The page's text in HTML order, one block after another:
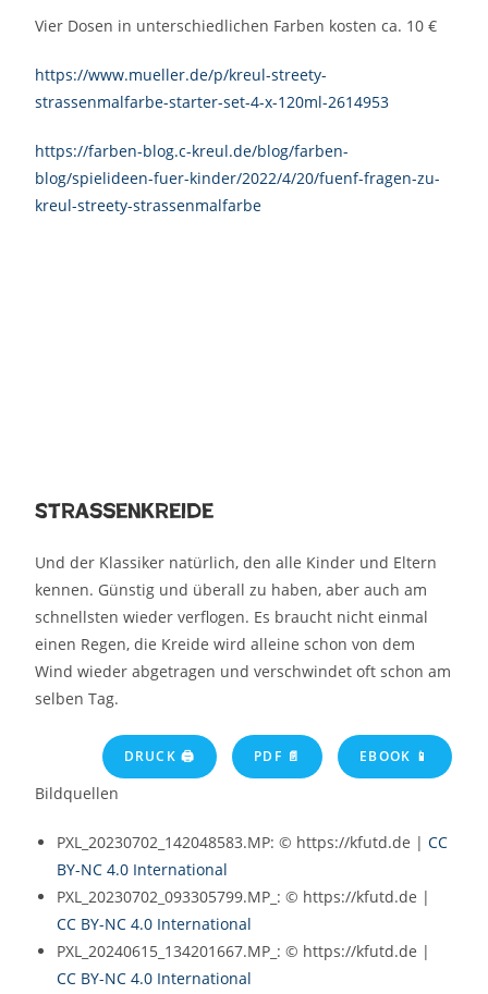
Vier Dosen in unterschiedlichen Farben kosten ca. 10 €
https://www.mueller.de/p/kreul-streety-
strassenmalfarbe-starter-set-4-x-120ml-2614953
https://farben-blog.c-kreul.de/blog/farben-
blog/spielideen-fuer-kinder/2022/4/20/fuenf-fragen-zu-
kreul-streety-strassenmalfarbe
Straßenkreide
Und der Klassiker natürlich, den alle Kinder und Eltern
kennen. Günstig und überall zu haben, aber auch am
schnellsten wieder verflogen. Es braucht nicht einmal
einen Regen, die Kreide wird alleine schon von dem
Wind wieder abgetragen und verschwindet oft schon am
selben Tag.
DRUCK 🖨 PDF 📄 EBOOK 📱
Bildquellen
PXL_20230702_142048583.MP: © https://kfutd.de |CC
BY-NC 4.0 International
PXL_20230702_093305799.MP_: © https://kfutd.de |
CC BY-NC 4.0 International
PXL_20240615_134201667.MP_: © https://kfutd.de |
CC BY-NC 4.0 International